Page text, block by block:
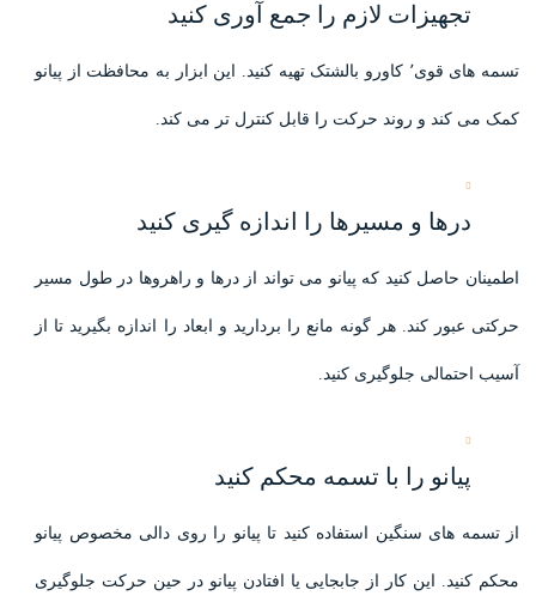
تجهیزات لازم را جمع آوری کنید
تسمه های قوی٬ کاورو بالشتک تهیه کنید. این ابزار به محافظت از پیانو
کمک می کند و روند حرکت را قابل کنترل تر می کند.
درها و مسیرها را اندازه گیری کنید
اطمینان حاصل کنید که پیانو می تواند از درها و راهروها در طول مسیر
حرکتی عبور کند. هر گونه مانع را بردارید و ابعاد را اندازه بگیرید تا از
آسیب احتمالی جلوگیری کنید.
پیانو را با تسمه محکم کنید
از تسمه های سنگین استفاده کنید تا پیانو را روی دالی مخصوص پیانو
محکم کنید. این کار از جابجایی یا افتادن پیانو در حین حرکت جلوگیری